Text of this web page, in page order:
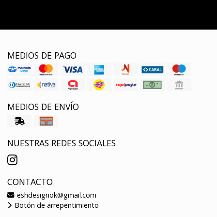
MEDIOS DE PAGO
MEDIOS DE ENVÍO
NUESTRAS REDES SOCIALES
CONTACTO
eshdesignok@gmail.com
Botón de arrepentimiento